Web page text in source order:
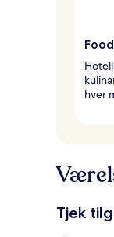
hver
Tjek